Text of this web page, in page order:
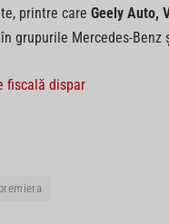
printre care Geely Auto,
grupurile Mercedes-Benz
fiscală dispar
premiera